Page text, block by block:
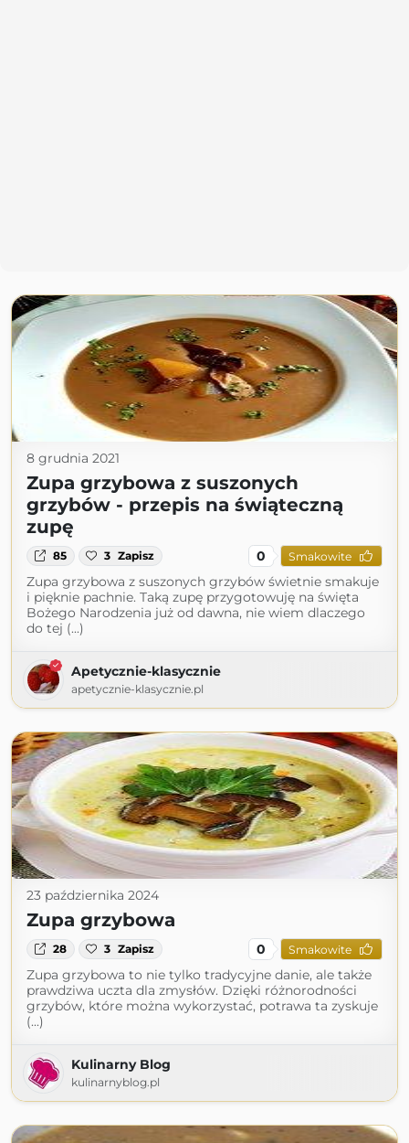
8 grudnia 2021
Zupa grzybowa z suszonych
grzybów - przepis na świąteczną
zupę
85 3 Zapisz 0 Smakowite
Zupa grzybowa z suszonych grzybów świetnie smakuje
i pięknie pachnie. Taką zupę przygotowuję na święta
Bożego Narodzenia już od dawna, nie wiem dlaczego
do tej (...)
Apetycznie-klasycznie
apetycznie-klasycznie.pl
23 października 2024
Zupa grzybowa
28 3 Zapisz 0 Smakowite
Zupa grzybowa to nie tylko tradycyjne danie, ale także
prawdziwa uczta dla zmysłów. Dzięki różnorodności
grzybów, które można wykorzystać, potrawa ta zyskuje
(...)
Kulinarny Blog
kulinarnyblog.pl